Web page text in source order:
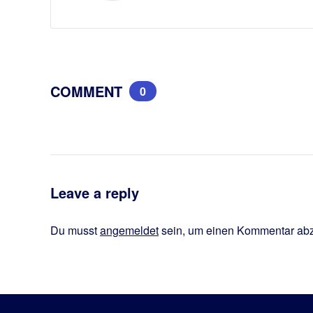
COMMENT 0
Leave a reply
Du musstangemeldetsein, um einen Kommentar